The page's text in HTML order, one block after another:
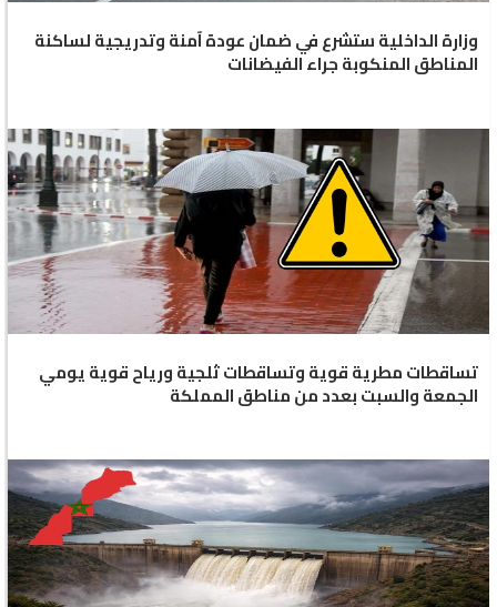
وزارة الداخلية ستشرع في ضمان عودة آمنة وتدريجية لساكنة
المناطق المنكوبة جراء الفيضانات
تساقطات مطرية قوية وتساقطات ثلجية ورياح قوية يومي
الجمعة والسبت بعدد من مناطق المملكة